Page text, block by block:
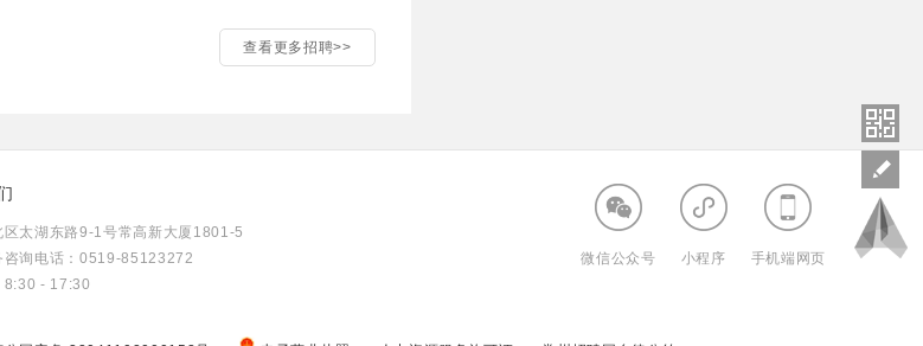
查看更多招聘>>
区太湖东路9-1号常高新大厦1801-5
咨询电话：0519-85123272
8:30 - 17:30
微信公众号 小程序 手机端网页